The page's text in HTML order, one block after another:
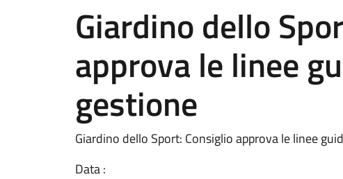
Giardino dello
approva le linee
gestione
Giardino dello Sport: Consiglio approva le linee
Data :